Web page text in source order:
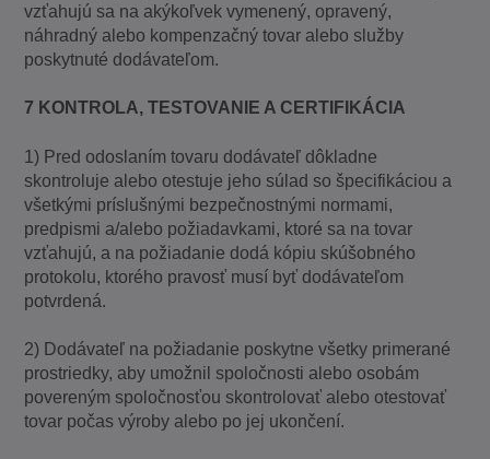
vzťahujú sa na akýkoľvek vymenený, opravený,
náhradný alebo kompenzačný tovar alebo služby
poskytnuté dodávateľom.
7 KONTROLA, TESTOVANIE A CERTIFIKÁCIA
1) Pred odoslaním tovaru dodávateľ dôkladne
skontroluje alebo otestuje jeho súlad so špecifikáciou a
všetkými príslušnými bezpečnostnými normami,
predpismi a/alebo požiadavkami, ktoré sa na tovar
vzťahujú, a na požiadanie dodá kópiu skúšobného
protokolu, ktorého pravosť musí byť dodávateľom
potvrdená.
2) Dodávateľ na požiadanie poskytne všetky primerané
prostriedky, aby umožnil spoločnosti alebo osobám
povereným spoločnosťou skontrolovať alebo otestovať
tovar počas výroby alebo po jej ukončení.